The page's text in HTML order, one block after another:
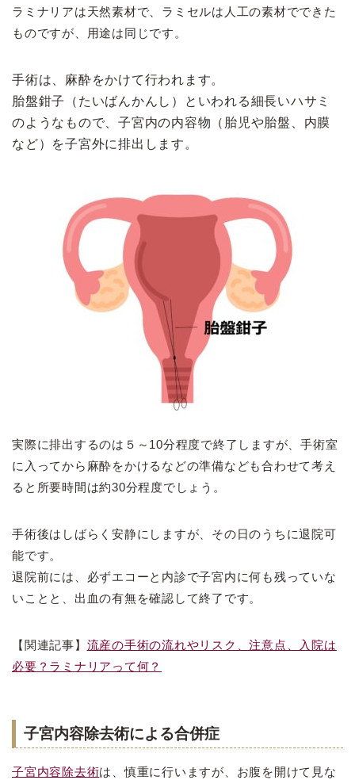
ラミナリアは天然素材で、ラミセルは人工の素材でできた
ものですが、用途は同じです。
手術は、麻酔をかけて行われます。
胎盤鉗子（たいばんかんし）といわれる細長いハサミ
のようなもので、子宮内の内容物（胎児や胎盤、内膜
など）を子宮外に排出します。
実際に排出するのは５～10分程度で終了しますが、手術室
に入ってから麻酔をかけるなどの準備なども合わせて考え
ると所要時間は約30分程度でしょう。
手術後はしばらく安静にしますが、その日のうちに退院可
能です。
退院前には、必ずエコーと内診で子宮内に何も残っていな
いことと、出血の有無を確認して終了です。
【関連記事】 流産の手術の流れやリスク、注意点、入院は
必要？ラミナリアって何？
子宮内容除去術による合併症
子宮内容除去術は、慎重に行いますが、お腹を開けて見な